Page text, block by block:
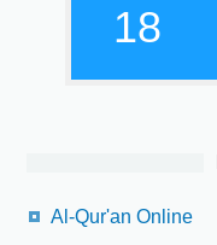
18
Al-Qur'an Online